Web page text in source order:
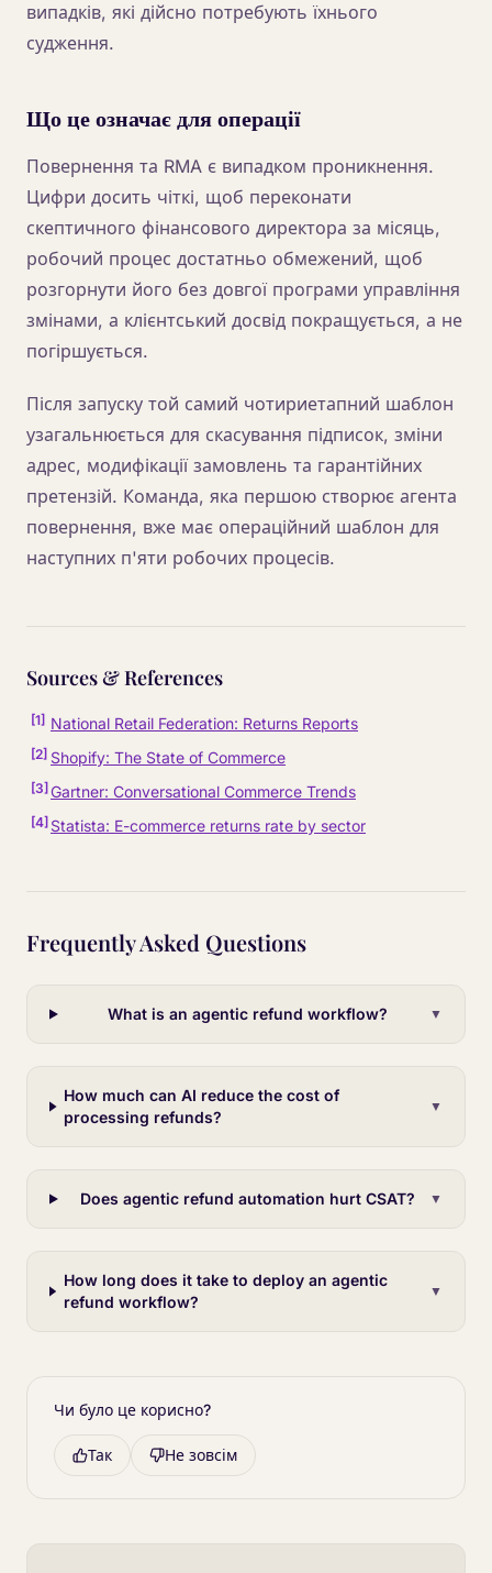
випадків, які дійсно потребують їхнього
судження.
Що це означає для операції
Повернення та RMA є випадком проникнення.
Цифри досить чіткі, щоб переконати
скептичного фінансового директора за місяць,
робочий процес достатньо обмежений, щоб
розгорнути його без довгої програми управління
змінами, а клієнтський досвід покращується, а не
погіршується.
Після запуску той самий чотириетапний шаблон
узагальнюється для скасування підписок, зміни
адрес, модифікації замовлень та гарантійних
претензій. Команда, яка першою створює агента
повернення, вже має операційний шаблон для
наступних п'яти робочих процесів.
Sources & References
[1] National Retail Federation: Returns Reports
[2] Shopify: The State of Commerce
[3] Gartner: Conversational Commerce Trends
[4] Statista: E-commerce returns rate by sector
Frequently Asked Questions
What is an agentic refund workflow? ▼
How much can AI reduce the cost of
processing refunds?
▼
Does agentic refund automation hurt CSAT? ▼
How long does it take to deploy an agentic
refund workflow?
▼
Чи було це корисно?
Так Не зовсім